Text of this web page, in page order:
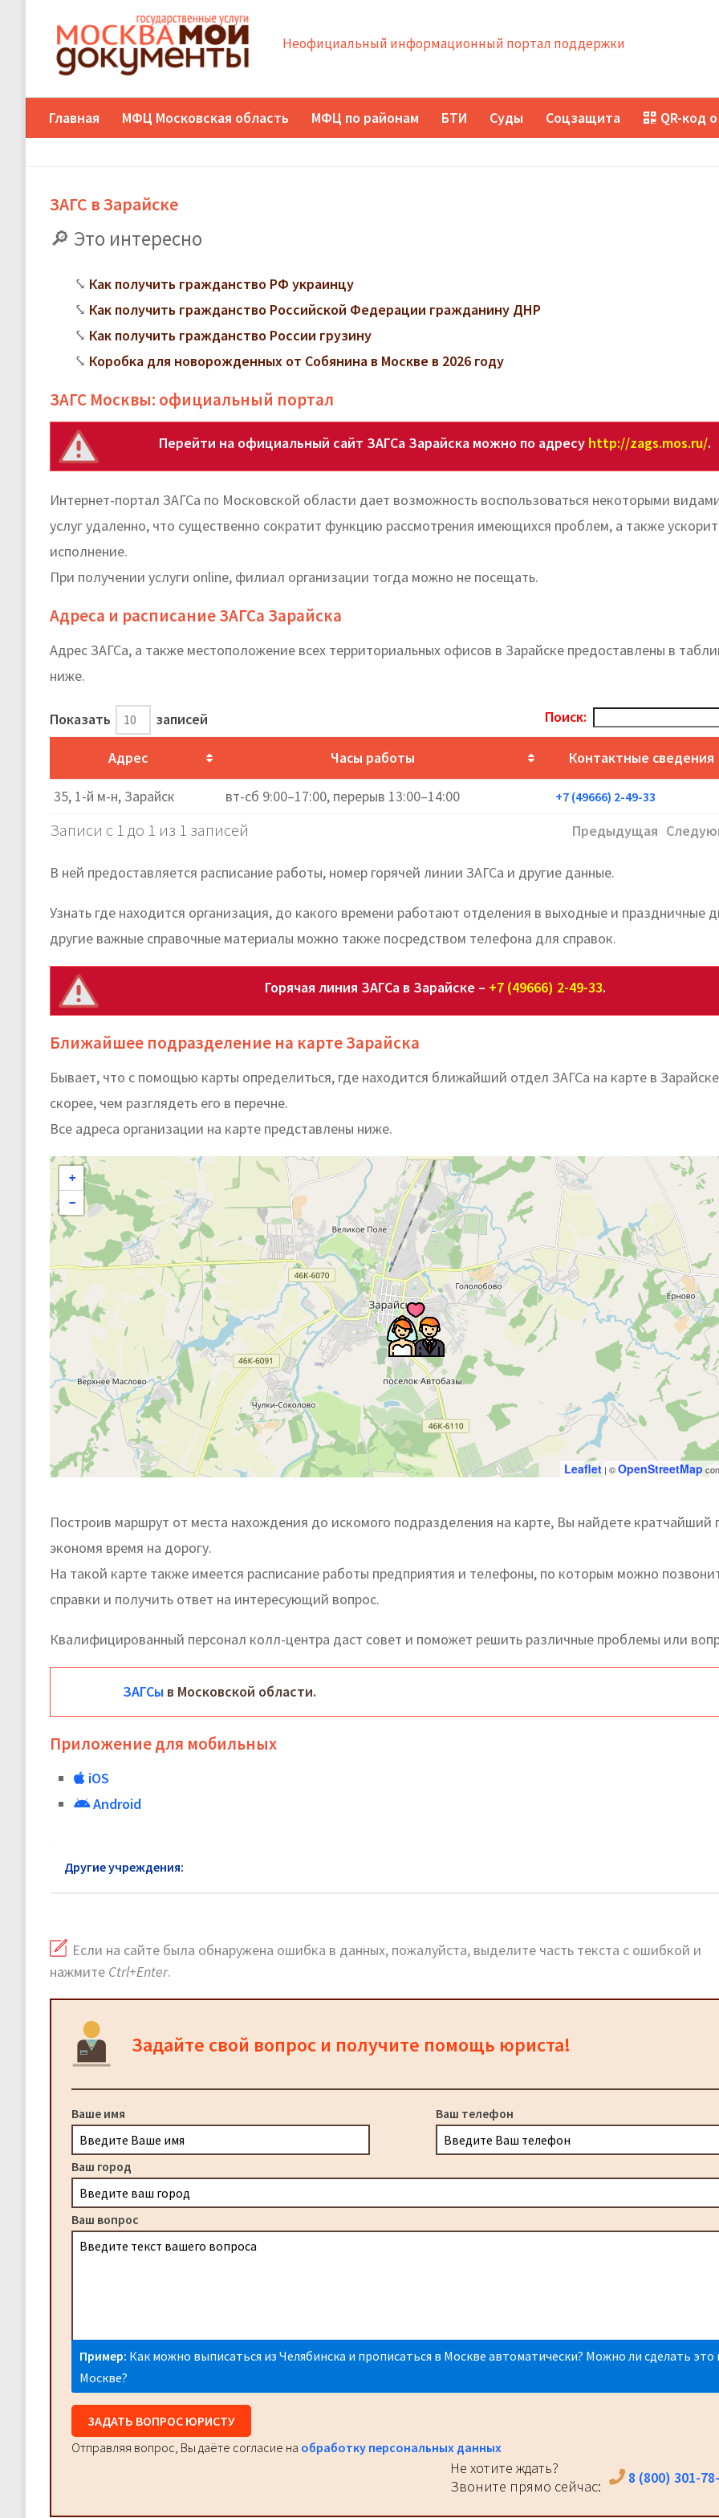
Неофициальный информационный портал поддержки
Главная МФЦ Московская область МФЦ по районам БТИ Суды Соцзащита QR-код
ЗАГС в Зарайске
Это интересно
Как получить гражданство РФ украинцу
Как получить гражданство Российской Федерации гражданину ДНР
Как получить гражданство России грузину
Коробка для новорожденных от Собянина в Москве в 2026 году
ЗАГС Москвы: официальный портал
Перейти на официальный сайт ЗАГСа Зарайска можно по адресу http://zags.mos.ru/.
Интернет-портал ЗАГСа по Московской области дает возможность воспользоваться некоторыми
услуг удаленно, что существенно сократит функцию рассмотрения имеющихся проблем, а также
исполнение.
При получении услуги online, филиал организации тогда можно не посещать.
Адреса и расписание ЗАГСа Зарайска
Адрес ЗАГСа, а также местоположение всех территориальных офисов в Зарайске предоставлены в
ниже.
Показать записей Поиск:
Адрес Часы работы Контактные сведения
35, 1-й м-н, Зарайск вт-сб 9:00–17:00, перерыв 13:00–14:00 +7 (49666) 2-49-33
Записи с 1 до 1 из 1 записей Предыдущая
В ней предоставляется расписание работы, номер горячей линии ЗАГСа и другие данные.
Узнать где находится организация, до какого времени работают отделения в выходные и праздничные
другие важные справочные материалы можно также посредством телефона для справок.
Горячая линия ЗАГСа в Зарайске – +7 (49666) 2-49-33.
Ближайшее подразделение на карте Зарайска
Бывает, что с помощью карты определиться, где находится ближайший отдел ЗАГСа на карте в Зарайске
скорее, чем разглядеть его в перечне.
Все адреса организации на карте представлены ниже.
+
−
Leaflet | ©OpenStreetMap
Построив маршрут от места нахождения до искомого подразделения на карте, Вы найдете кратчайший
экономя время на дорогу.
На такой карте также имеется расписание работы предприятия и телефоны, по которым можно
справки и получить ответ на интересующий вопрос.
Квалифицированный персонал колл-центра даст совет и поможет решить различные проблемы или
ЗАГСы в Московской области.
Приложение для мобильных
iOS
Android
Другие учреждения:
Если на сайте была обнаружена ошибка в данных, пожалуйста, выделите часть текста с ошибкой и
нажмите Ctrl+Enter.
Задайте свой вопрос и получите помощь юриста!
Ваше имя Ваш телефон
Ваш город
Ваш вопрос
Пример: Как можно выписаться из Челябинска и прописаться в Москве автоматически? Можно ли сделать это
Москве?
ЗАДАТЬ ВОПРОС ЮРИСТУ
Отправляя вопрос, Вы даёте согласие на обработку персональных данных
Не хотите ждать?
Звоните прямо сейчас:
8 (800) 301-